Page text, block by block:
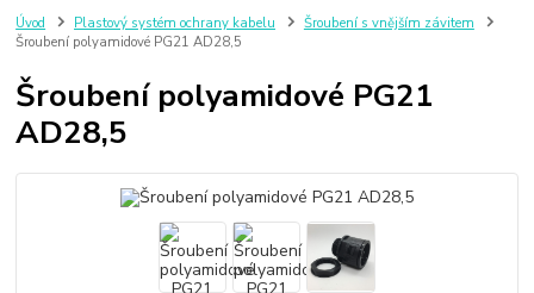
Úvod Plastový systém ochrany kabelu
Šroubení s vnějším závitem
Šroubení polyamidové PG21 AD28,5
Šroubení polyamidové PG21
AD28,5